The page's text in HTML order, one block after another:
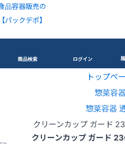
品容器販売の
【パックデポ】
商品検索 ログイン
トップペ
惣菜容器
惣菜容器
クリーンカップ ガード
クリーンカップ ガード